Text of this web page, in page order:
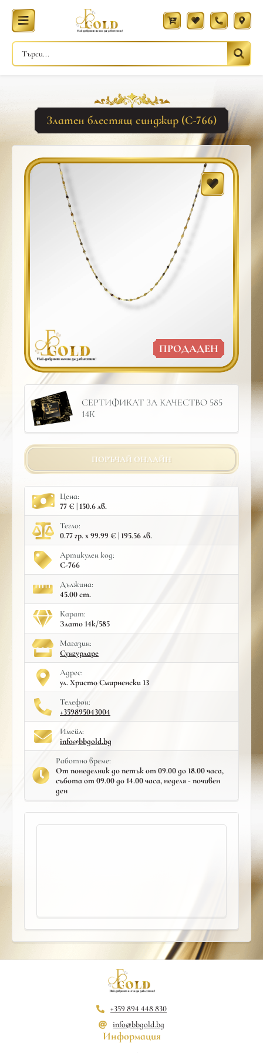
Златен блестящ синджир (С-766)
ПРОДАДЕН
СЕРТИФИКАТ ЗА КАЧЕСТВО 585
14К
ПОРЪЧАЙ ОНЛАЙН
Цена:
77 € | 150.6 лв.
Тегло:
0.77 гр. x 99.99 € | 195.56 лв.
Артикулен код:
С-766
Дължина:
45.00 cm.
Карат:
Злато 14к/585
Mагазин:
Сунгурларе
Адрес:
ул. Христо Смирненски 13
Телефон:
+359895043004
Имейл:
info@bbgold.bg
Работно време:
От понеделник до петък от 09.00 до 18.00 часа,
събота от 09.00 до 14.00 часа, неделя - почивен
ден
+359 894 448 830
info@bbgold.bg
Информация